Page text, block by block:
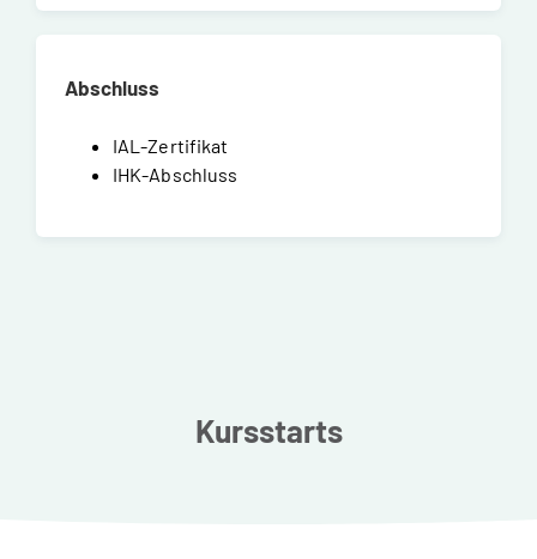
Abschluss
IAL-Zertifikat
IHK-Abschluss
Kursstarts